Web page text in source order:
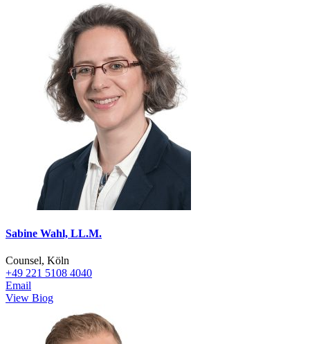
Sabine Wahl, LL.M.
Counsel, Köln
+49 221 5108 4040
Email
View Biog